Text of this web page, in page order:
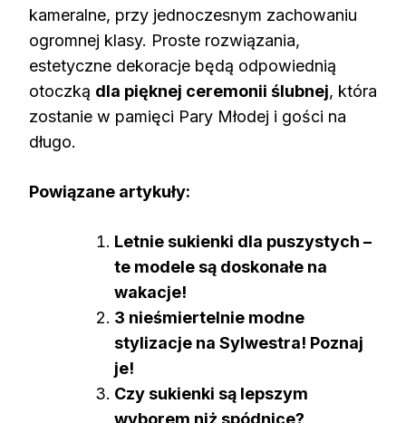
kameralne, przy jednoczesnym zachowaniu
ogromnej klasy. Proste rozwiązania,
estetyczne dekoracje będą odpowiednią
otoczką dla pięknej ceremonii ślubnej, która
zostanie w pamięci Pary Młodej i gości na
długo.
Powiązane artykuły:
Letnie sukienki dla puszystych –
te modele są doskonałe na
wakacje!
3 nieśmiertelnie modne
stylizacje na Sylwestra! Poznaj
je!
Czy sukienki są lepszym
wyborem niż spódnice?